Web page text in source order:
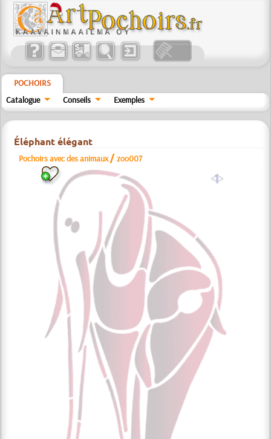
POCHOIRS
Catalogue
Conseils Exemples
Éléphant élégant
Pochoirs avec des animaux /zoo007
a